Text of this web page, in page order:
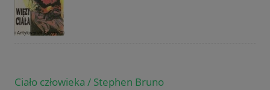
Ciało człowieka / Stephen Bruno